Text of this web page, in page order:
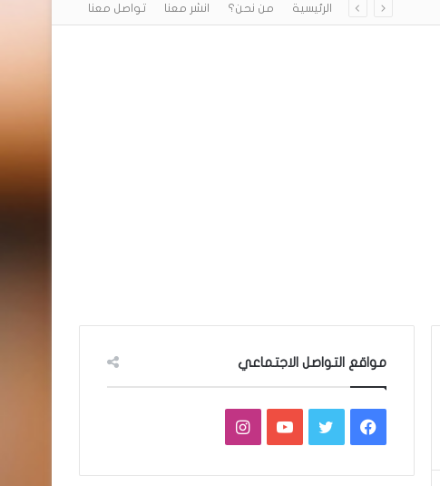
الرئيسية من نحن؟ انشر معنا تواصل معنا
مواقع التواصل الاجتماعي
فيسبوكتويتر يوتيوبانستقرام